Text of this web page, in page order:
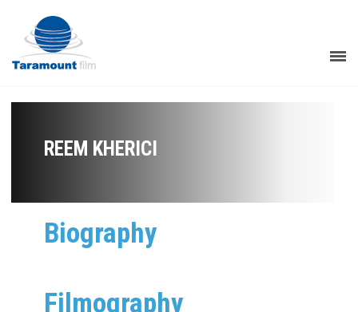
REEM KHERICI
Biography
Filmography